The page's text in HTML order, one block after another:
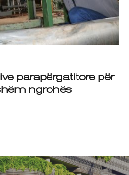
parapërgatitore për
ngrohës